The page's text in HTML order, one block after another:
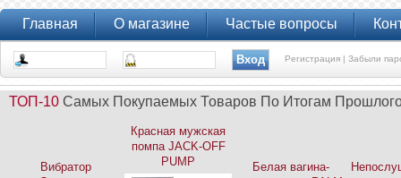
Главная О магазине Частые вопросы
Регистрация |Забыли
ТОП-10 Самых Покупаемых Товаров По Итогам
Вибратор
Красная мужская
помпа JACK-OFF
PUMP
Белая вагина-